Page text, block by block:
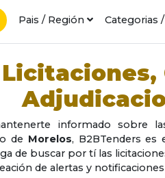
Pais / Región Categorias
Licitaciones,
informado sobre
de Morelos, B2BTenders es
de buscar por tí las
de alertas y